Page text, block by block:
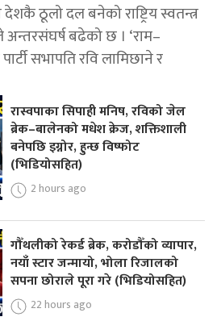
ठूलो दल बनेको राष्ट्रिय स्वतन्त्र
अन्तरसंघर्ष बढेको छ । ‘राम–
सभापति रवि लामिछाने र
रास्वपाका सिपाही मनिष, रविको जेल
ब्रेक–बालेनको मधेश क्रेज, शक्तिशाली
बनेपछि इग्नोर, हुन्छ विष्फोट
(भिडियोसहित)
2 hours ago
गौँथलीको रेकर्ड ब्रेक, करोडौँको व्यापार,
नयाँ स्टार जन्मायो, भोला रिजालको
सपना छोराले पूरा गरे (भिडियोसहित)
22 hours ago